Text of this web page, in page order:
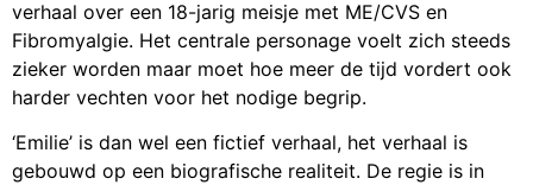
verhaal over een 18-jarig meisje met ME/CVS en
Fibromyalgie. Het centrale personage voelt zich steeds
zieker worden maar moet hoe meer de tijd vordert ook
harder vechten voor het nodige begrip.
‘Emilie’ is dan wel een fictief verhaal, het verhaal is
gebouwd op een biografische realiteit. De regie is in